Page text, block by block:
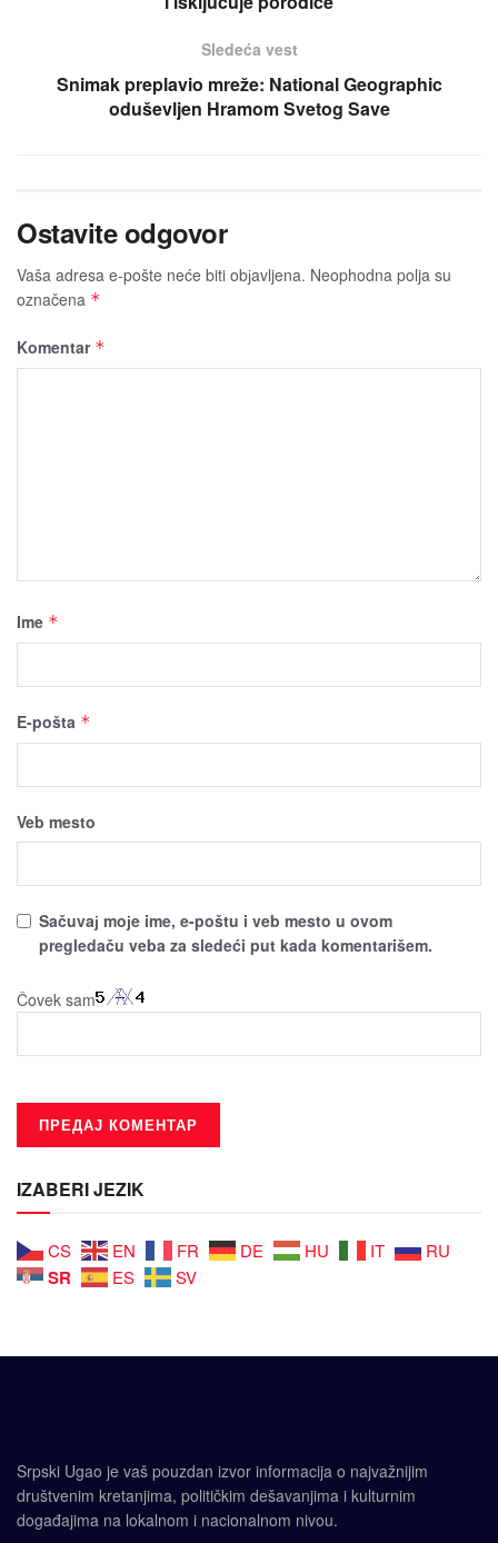
Sledeća vest
Snimak preplavio mreže: National Geographic
oduševljen Hramom Svetog Save
Ostavite odgovor
Vaša adresa e-pošte neće biti obјavljena. Neophodna polja su
označena *
Komentar *
Ime *
E-pošta *
Veb mesto
Sačuvaј moјe ime, e-poštu i veb mesto u ovom
pregledaču veba za sledeći put kada komentarišem.
Čovek sam
IZABERI JEZIK
CS EN FR DE HU IT RU
SR ES SV
Srpski Ugao je vaš pouzdan izvor informacija o najvažnijim
društvenim kretanjima, političkim dešavanjima i kulturnim
događajima na lokalnom i nacionalnom nivou.